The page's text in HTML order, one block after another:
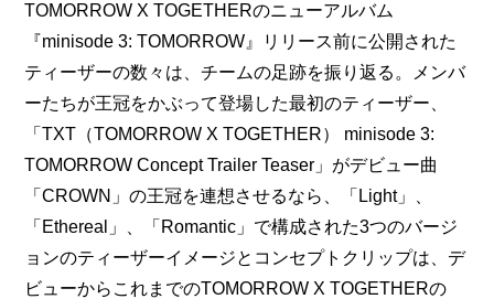
TOMORROW X TOGETHERのニューアルバム
『minisode 3: TOMORROW』リリース前に公開された
ティーザーの数々は、チームの足跡を振り返る。メンバ
ーたちが王冠をかぶって登場した最初のティーザー、
「TXT（TOMORROW X TOGETHER） minisode 3:
TOMORROW Concept Trailer Teaser」がデビュー曲
「CROWN」の王冠を連想させるなら、「Light」、
「Ethereal」、「Romantic」で構成された3つのバージ
ョンのティーザーイメージとコンセプトクリップは、デ
ビューからこれまでのTOMORROW X TOGETHERの